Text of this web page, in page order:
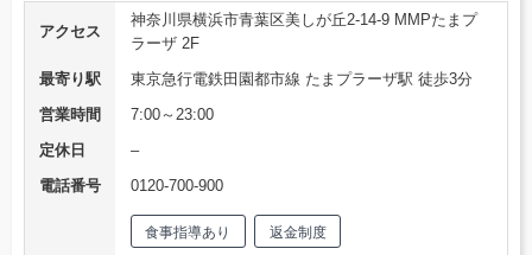
アクセス
神奈川県横浜市青葉区美しが丘2-14-9 MMPたまプ
ラーザ 2F
最寄り駅
東京急行電鉄田園都市線 たまプラーザ駅 徒歩3分
営業時間
7:00～23:00
定休日
–
電話番号
0120-700-900
食事指導あり 返金制度